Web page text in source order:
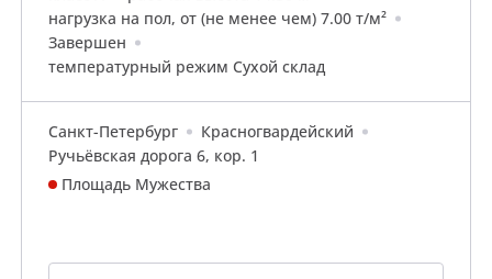
нагрузка на пол, от (не менее чем) 7.00 т/м²
Завершен
температурный режим Сухой склад
Санкт-Петербург
Красногвардейский
Ручьёвская дорога 6, кор. 1
Площадь Мужества